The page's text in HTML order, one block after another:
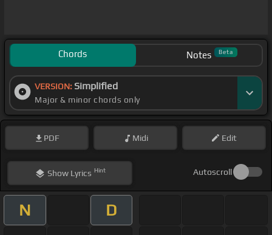
Chords Notes Beta
VERSION: Simplified
Major & minor chords only
PDF Midi Edit
ShowLyrics Hint Autoscroll
N D